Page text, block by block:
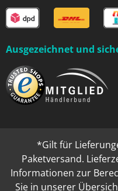
Ausgezeichnet und
*Gilt für
Paketversand.
Informationen zur
Sie in unserer